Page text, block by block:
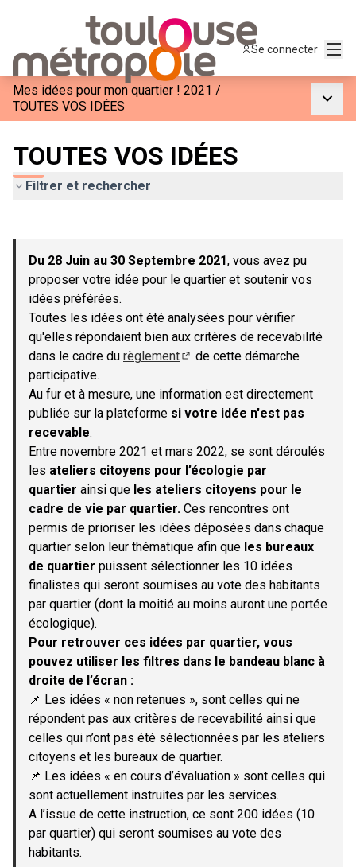
Se connecter
Mes idées pour mon quartier ! 2021 /
TOUTES VOS IDÉES
TOUTES VOS IDÉES
Filtrer et rechercher
−
Du 28 Juin au 30 Septembre 2021, vous avez pu
proposer votre idée pour le quartier et soutenir vos
idées préférées.
Toutes les idées ont été analysées pour vérifier
qu'elles répondaient bien aux critères de recevabilité
dans le cadre du règlement
de cette démarche
participative.
Au fur et à mesure, une information est directement
publiée sur la plateforme si votre idée n'est pas
recevable.
Entre novembre 2021 et mars 2022, se sont déroulés
les ateliers citoyens pour l’écologie par
quartier ainsi que les ateliers citoyens pour le
cadre de vie par quartier. Ces rencontres ont
permis de prioriser les idées déposées dans chaque
quartier selon leur thématique afin que les bureaux
de quartier puissent sélectionner les 10 idées
finalistes qui seront soumises au vote des habitants
par quartier (dont la moitié au moins auront une portée
écologique).
Pour retrouver ces idées par quartier, vous
pouvez utiliser les filtres dans le bandeau blanc à
droite de l’écran :
📌 Les idées « non retenues », sont celles qui ne
répondent pas aux critères de recevabilité ainsi que
celles qui n’ont pas été sélectionnées par les ateliers
citoyens et les bureaux de quartier.
📌 Les idées « en cours d’évaluation » sont celles qui
sont actuellement instruites par les services.
A l’issue de cette instruction, ce sont 200 idées (10
par quartier) qui seront soumises au vote des
habitants.